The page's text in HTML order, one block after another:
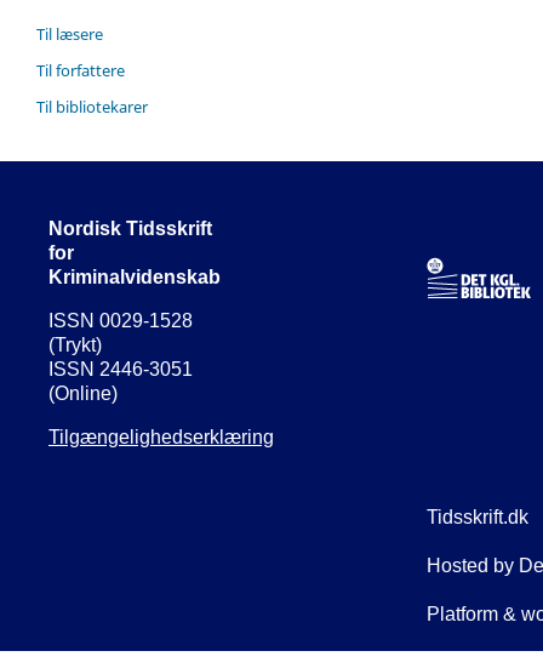
Til læsere
Til forfattere
Til bibliotekarer
Nordisk Tidsskrift
for
Kriminalvidenskab
ISSN 0029-1528
(Trykt)
ISSN 2446-3051
(Online)
Tilgængelighedserklæring